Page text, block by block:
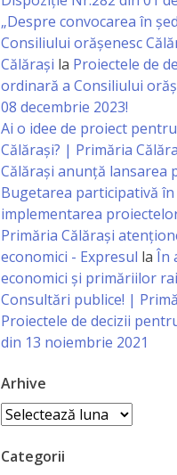
„Despre convocarea în
Consiliului orășenesc
Călărași la Proiectele de
ordinară a Consiliului
08 decembrie 2023!
Ai o idee de proiect
Călărași? | Primăria
Călărași anunță lansarea
Bugetarea participativă
implementarea
Primăria Călăraşi
economici - Expresul la În
economici și primăriilor
Consultări publice! |
Proiectele de decizii
din 13 noiembrie 2021
Arhive
Arhive
Categorii